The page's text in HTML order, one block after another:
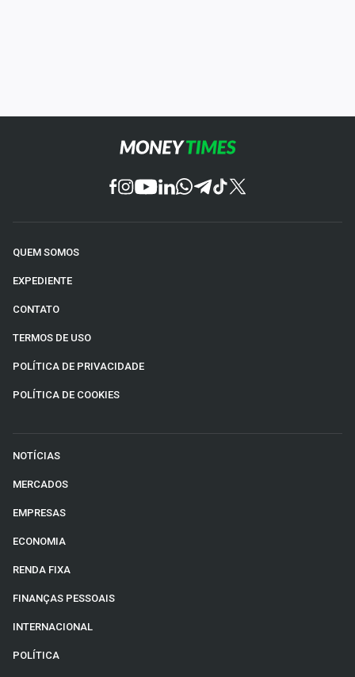
QUEM SOMOS
EXPEDIENTE
CONTATO
TERMOS DE USO
POLÍTICA DE PRIVACIDADE
POLÍTICA DE COOKIES
NOTÍCIAS
MERCADOS
EMPRESAS
ECONOMIA
RENDA FIXA
FINANÇAS PESSOAIS
INTERNACIONAL
POLÍTICA